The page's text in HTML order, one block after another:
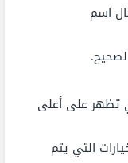
اسم
تظهر على أعلى
التي يتم